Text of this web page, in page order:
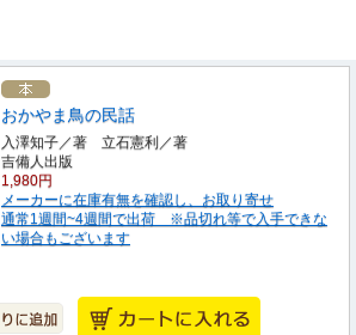
おかやま鳥の民話
入澤知子／著 立石憲利／著
吉備人出版
1,980円
メーカーに在庫有無を確認し、お取り寄せ
通常1週間~4週間で出荷 ※品切れ等で入手できな
い場合もございます